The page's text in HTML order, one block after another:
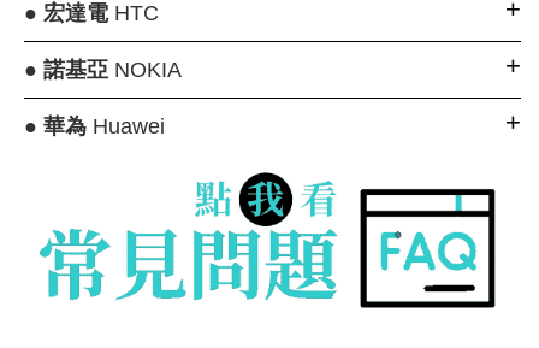
● 宏達電HTC
● 諾基亞NOKIA
● 華為Huawei